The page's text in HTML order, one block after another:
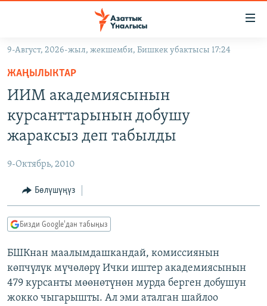
Навигацияга
өтүңүз
Издөөгө
салыңыз
МАДАНИЯТ
УКРАИНА
ТВ ПРОГРАММАЛАР
БҮГҮН АЗАТТЫКТА
ДАНИСТЕ
ЭЖЕ-СИҢДИЛЕР
АЗАТТЫК+
ПОДКАСТ
ОНЛАЙН ШЕРИНЕ
9-Август, 2026-жыл, жекшемби, Бишкек убактысы 17:24
ЖАҢЫЛЫКТАР
ИИМ академиясынын
курсанттарынын добушу
жараксыз деп табылды
9-Октябрь, 2010
Бөлүшүңүз
Бизди Google'дан табыңыз
БШКнан маалымдашкандай, комиссиянын
көпчүлүк мүчөлөрү Ички иштер академиясынын
479 курсанты мөөнөтүнөн мурда берген добушун
жокко чыгарышты. Ал эми аталган шайлоо